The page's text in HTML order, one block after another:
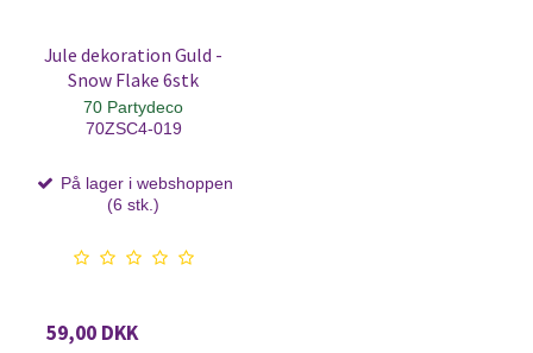
Jule dekoration Guld -
Snow Flake 6stk
70 Partydeco
70ZSC4-019
På lager i webshoppen
(6 stk.)
59,00 DKK